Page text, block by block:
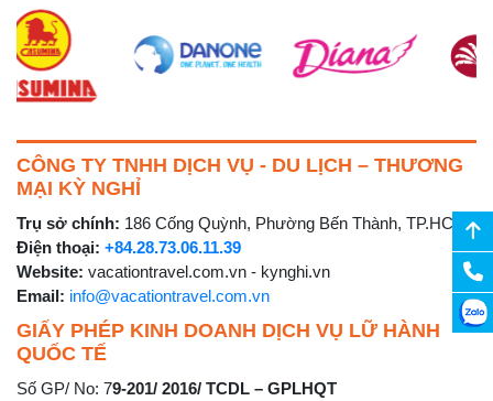
CÔNG TY TNHH DỊCH VỤ - DU LỊCH – THƯƠNG
MẠI KỲ NGHỈ
Trụ sở chính: 186 Cống Quỳnh, Phường Bến Thành, TP.HCM
Điện thoại: +84.28.73.06.11.39
Website: vacationtravel.com.vn - kynghi.vn
Email: info@vacationtravel.com.vn
GIẤY PHÉP KINH DOANH DỊCH VỤ LỮ HÀNH
QUỐC TẾ
Số GP/ No: 79-201/ 2016/ TCDL – GPLHQT